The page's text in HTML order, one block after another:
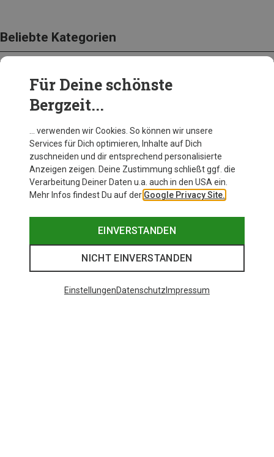
Beliebte Kategorien
BEKLEIDUNG
Für Deine schönste
Bergzeit...
… verwenden wir Cookies. So können wir unsere
Services für Dich optimieren, Inhalte auf Dich
zuschneiden und dir entsprechend personalisierte
Anzeigen zeigen. Deine Zustimmung schließt ggf. die
Verarbeitung Deiner Daten u.a. auch in den USA ein.
Mehr Infos findest Du auf der Google Privacy Site.
EINVERSTANDEN
NICHT EINVERSTANDEN
EinstellungenDatenschutz Impressum